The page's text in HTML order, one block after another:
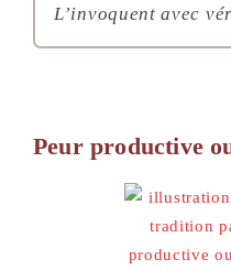
L’invoquent avec
Peur productive